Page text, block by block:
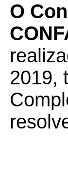
O
2019,